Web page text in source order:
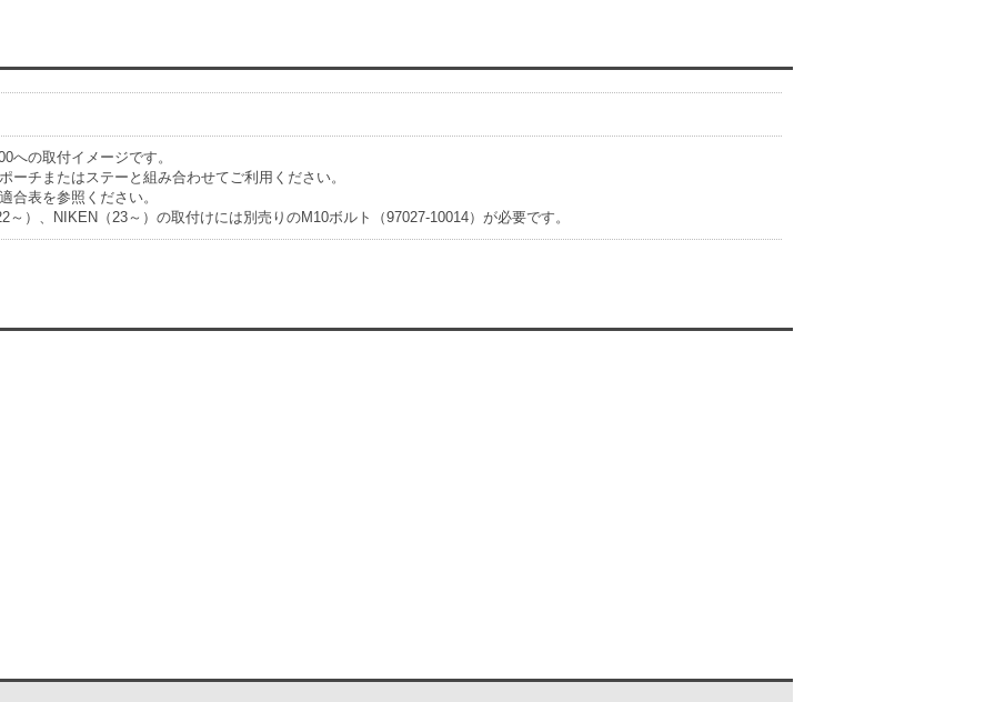
への取付イメージです。
ーチまたはステーと組み合わせてご利用ください。
合表を参照ください。
～）、NIKEN（23～）の取付けには別売りのM10ボルト（97027-10014）が必要です。